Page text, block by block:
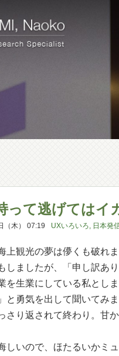
って逃げてはイ
（木） 07:19 UXいろいろ, 日本発
上観光の夢は儚くも破れ
しましたが、「申し訳あ
を生業にしている私とし
と勇気を出して聞いてみ
さり返されて終わり。甘か
しいので、ほたるいかミ